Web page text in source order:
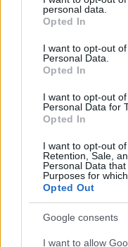
grant or deny consent
use your data for
consent section.
personal data.
Opted In
I want to opt-out
Personal Data.
Opted In
I want to opt-out
Personal Data for
Opted In
I want to opt-out
Retention, Sale,
Personal Data
Purposes for
Opted Out
Google consents
I want to allow